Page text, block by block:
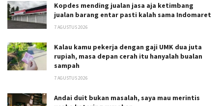
Kopdes mending jualan jasa aja ketimbang
jualan barang entar pasti kalah sama Indomaret
7 AGUSTUS 2026
Kalau kamu pekerja dengan gaji UMK dua juta
rupiah, masa depan cerah itu hanyalah bualan
sampah
7 AGUSTUS 2026
Andai duit bukan masalah, saya mau merintis